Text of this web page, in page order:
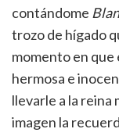
contándome
trozo de hígado
momento en que
hermosa e
llevarle a la reina
imagen la